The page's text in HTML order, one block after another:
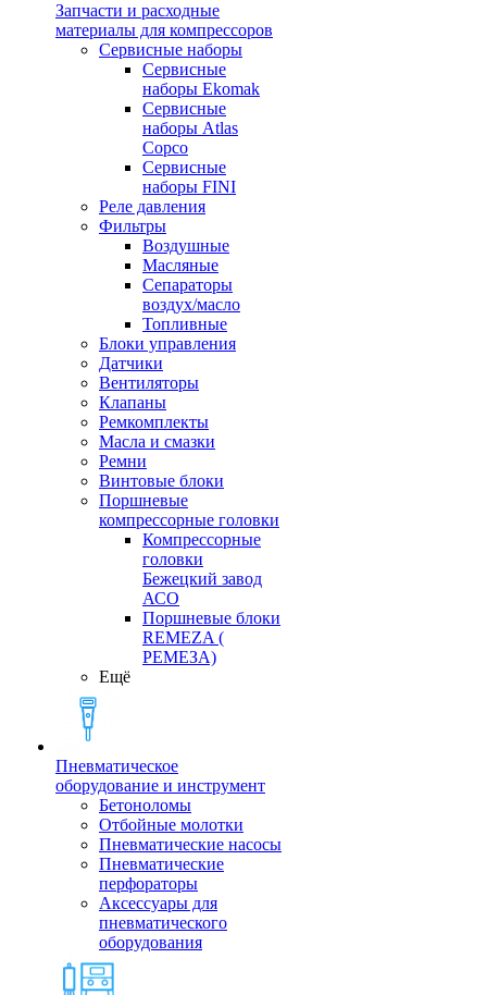
Запчасти и расходные
материалы для компрессоров
Cервисные наборы
Сервисные
наборы Ekomak
Cервисные
наборы Atlas
Copco
Сервисные
наборы FINI
Реле давления
Фильтры
Воздушные
Масляные
Сепараторы
воздух/масло
Топливные
Блоки управления
Датчики
Вентиляторы
Клапаны
Ремкомплекты
Масла и смазки
Ремни
Винтовые блоки
Поршневые
компрессорные головки
Компрессорные
головки
Бежецкий завод
АСО
Поршневые блоки
REMEZA (
РЕМЕЗА)
Ещё
Пневматическое
оборудование и инструмент
Бетоноломы
Отбойные молотки
Пневматические насосы
Пневматические
перфораторы
Аксессуары для
пневматического
оборудования